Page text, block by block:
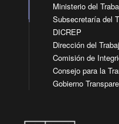
Ministerio del
Subsecretaría del
DICREP
Dirección del
Comisión de
Consejo para la
Gobierno